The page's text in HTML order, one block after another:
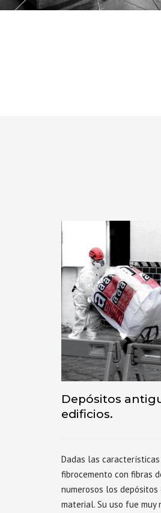
Depósitos
edificios.
Dadas las
fibrocemento con fibras
numerosos los
material. Su uso fue muy